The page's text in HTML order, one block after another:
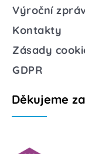
Výroční
Kontakty
Zásady
GDPR
Děkujeme